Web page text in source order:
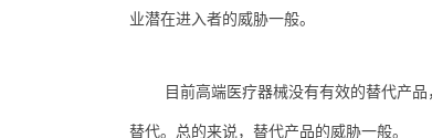
业潜在进入者的威胁一般。
目前高端医疗器械没有有效的替代产
替代。总的来说，替代产品的威胁一般。